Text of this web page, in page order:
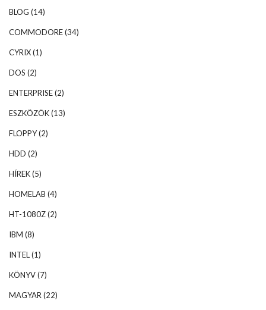
BLOG (14)
COMMODORE(34)
CYRIX(1)
DOS (2)
ENTERPRISE(2)
ESZKÖZÖK(13)
FLOPPY(2)
HDD (2)
HÍREK(5)
HOMELAB (4)
HT-1080Z(2)
IBM (8)
INTEL(1)
KÖNYV(7)
MAGYAR(22)